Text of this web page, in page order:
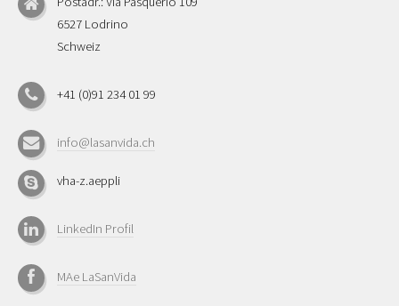
6527 Lodrino
Schweiz
+41 (0)91 234 01 99
info@lasanvida.ch
vha-z.aeppli
LinkedIn Profil
MAe LaSanVida